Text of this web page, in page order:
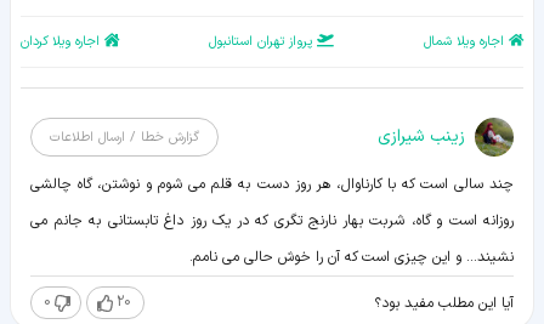
اجاره ویلا شمال پرواز تهران استانبول اجاره ویلا کردان
زينب شيرازی گزارش خطا / ارسال اطلاعات
چند سالی است که با کارناوال، هر روز دست به قلم می شوم و نوشتن، گاه چالشی
روزانه است و گاه، شربت بهار نارنج تگری که در یک روز داغ تابستانی به جانم می
نشیند... و این چیزی است که آن را خوش حالی می نامم.
آیا این مطلب مفید بود؟ 20
0